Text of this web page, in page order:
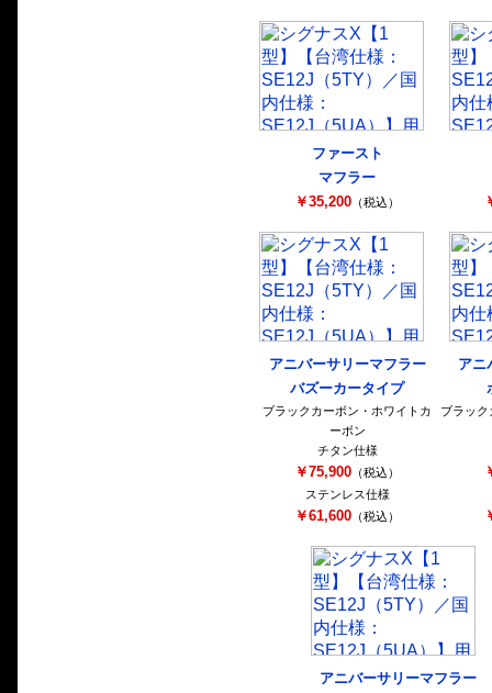
ファースト
マフラー
￥35,200 （税込）
アニバーサリーマフラー
バズーカータイプ
ブラックカーボン・ホワイトカ
ーボン
チタン仕様
￥75,900 （税込）
ステンレス仕様
￥61,600 （税込）
アニ
ブラッ
アニバーサリーマフラー